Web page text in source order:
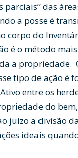
parciais” das
a posse é
corpo do
é o método
a propriedade.
tipo de ação é
entre os
do bem,
juízo a divisão
ideais